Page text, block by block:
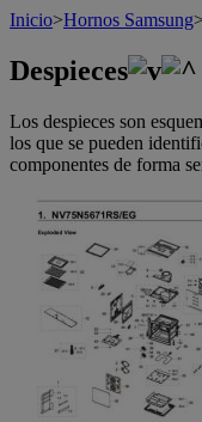
Inicio>Hornos Samsung>
Despieces
Los despieces son
los que se pueden
componentes de forma